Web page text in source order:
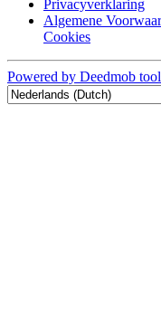
Privacyverklaring
Algemene
Cookies
Powered by Deedmob